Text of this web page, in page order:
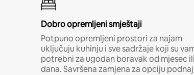
Dobro opremljeni smještaji
Potpuno opremljeni prostori za najam
uključuju kuhinju i sve sadržaje koji su
potrebni za ugodan boravak od mjesec
dana. Savršena zamjena za opciju